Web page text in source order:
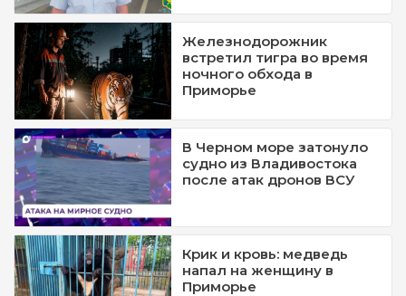
Железнодорожник
встретил тигра во время
ночного обхода в
Приморье
В Черном море затонуло
судно из Владивостока
после атак дронов ВСУ
Крик и кровь: медведь
напал на женщину в
Приморье